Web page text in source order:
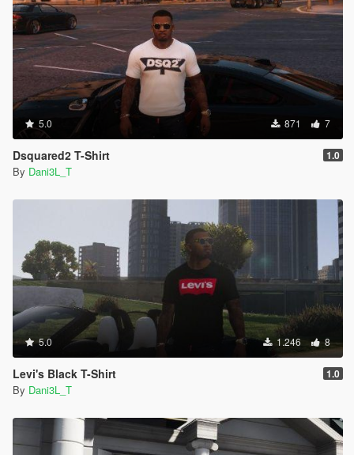
5.0 871 7
Dsquared2 T-Shirt 1.0
By Dani3L_T
5.0 1.246 8
Levi's Black T-Shirt 1.0
By Dani3L_T